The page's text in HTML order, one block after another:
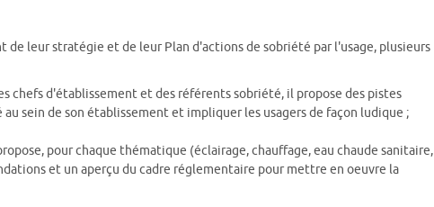
de leur stratégie et de leur Plan d'actions de sobriété par l'usage, plusieurs
chefs d'établissement et des référents sobriété, il propose des pistes
sein de son établissement et impliquer les usagers de façon ludique ;
pour chaque thématique (éclairage, chauffage, eau chaude sanitaire,
et un aperçu du cadre réglementaire pour mettre en oeuvre la